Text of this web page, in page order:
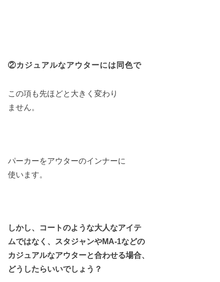
②カジュアルなアウターには同色で
この項も先ほどと大きく変わり
ません。
パーカーをアウターのインナーに
使います。
しかし、コートのような大人なアイテ
ムではなく、スタジャンやMA-1などの
カジュアルなアウターと合わせる場合、
どうしたらいいでしょう？